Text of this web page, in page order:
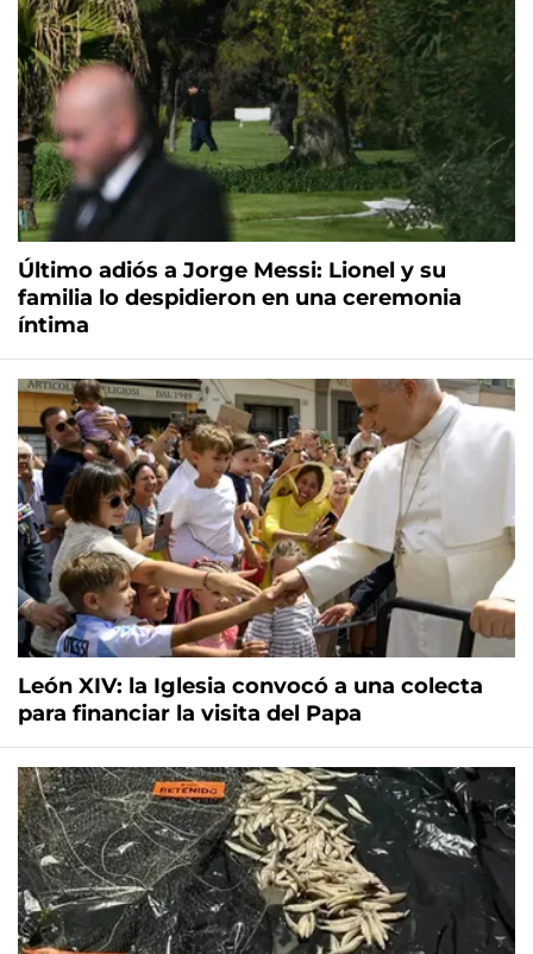
Último adiós a Jorge Messi: Lionel y su
familia lo despidieron en una ceremonia
íntima
León XIV: la Iglesia convocó a una colecta
para financiar la visita del Papa